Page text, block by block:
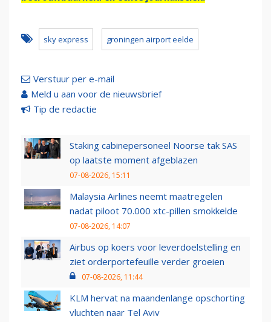
sky express groningen airport eelde
Verstuur per e-mail
Meld u aan voor de nieuwsbrief
Tip de redactie
Staking cabinepersoneel Noorse tak SAS
op laatste moment afgeblazen
07-08-2026, 15:11
Malaysia Airlines neemt maatregelen
nadat piloot 70.000 xtc-pillen smokkelde
07-08-2026, 14:07
Airbus op koers voor leverdoelstelling en
ziet orderportefeuille verder groeien
07-08-2026, 11:44
KLM hervat na maandenlange opschorting
vluchten naar Tel Aviv